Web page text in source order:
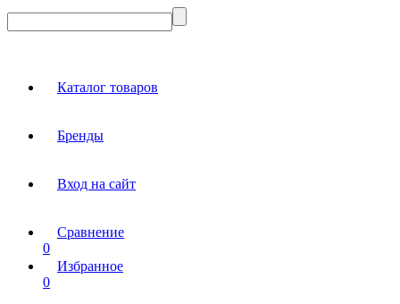
Каталог товаров
Бренды
Вход на сайт
Сравнение
0
Избранное
0